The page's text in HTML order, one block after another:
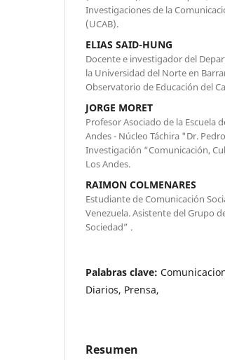
Investigaciones de la
(UCAB).
ELIAS SAID-HUNG
Docente e investigador del
la Universidad del Norte en
Observatorio de Educación del
JORGE MORET
Profesor Asociado de la Escuela
Andes - Núcleo Táchira "Dr.
Investigación “Comunicación,
Los Andes.
RAIMON COLMENARES
Estudiante de Comunicación
Venezuela. Asistente del Grupo
Sociedad” .
Palabras clave:
Diarios, Prensa,
Resumen